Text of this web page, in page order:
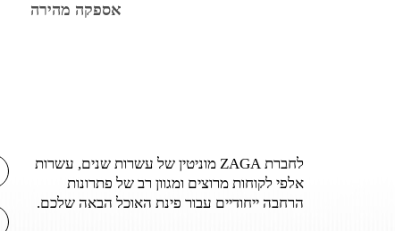
אספקה מהירה
לחברת ZAGA מוניטין של עשרות שנים, עשרות
אלפי לקוחות מרוצים ומגוון רב של פתרונות
הרחבה ייחודיים עבור פינת האוכל הבאה שלכם.